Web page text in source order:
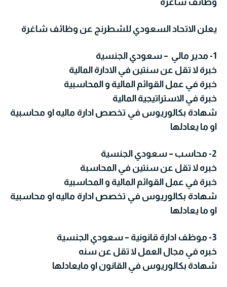
وظائف شاغرة
يعلن الاتحاد السعودي للشطرنج عن وظائف شاغرة
1- مدير مالي – سعودي الجنسية
خبرة لا تقل عن سنتين في الادارة المالية
خبرة في عمل القوائم المالية و المحاسبية
خبرة في الاستراتيجية المالية
شهادة بكالوريوس في تخصص ادارة ماليه او محاسبية
او ما يعادلها
2- محاسب – سعودي الجنسية
خبره لا تقل عن سنتين في المحاسبة
خبرة في عمل القوائم المالية و المحاسبية
شهادة بكالوريوس في تخصص ادارة ماليه او محاسبية
او ما يعادلها
3- موظف ادارة قانونية – سعودي الجنسية
خبره في مجال العمل لا تقل عن سنه
شهادة بكالوريوس في القانون او مايعادلها